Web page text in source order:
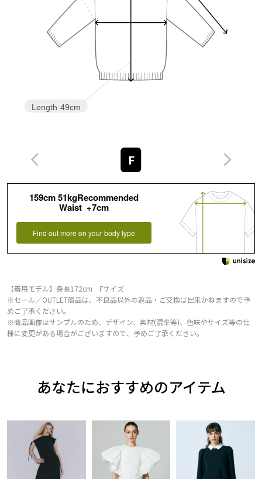
Length 49cm
F
159cm 51kgRecommended
Waist +7cm
Find out more on your body type
【着用モデル】身長172cm Fサイズ
※セール／OUTLET商品は、不良品以外の返品・ご交換は出来かねますので予
めご了承ください。
※商品画像はサンプルのため、デザイン、素材(混率等)、色味やサイズ等の仕
様に変更がある場合がございますので、予めご了承ください。
あなたにおすすめのアイテム